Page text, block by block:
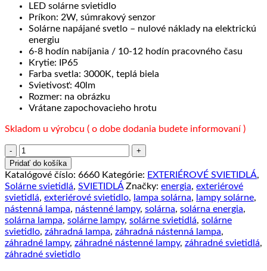
LED solárne svietidlo
Príkon: 2W, súmrakový senzor
Solárne napájané svetlo – nulové náklady na elektrickú
energiu
6-8 hodín nabíjania / 10-12 hodín pracovného času
Krytie: IP65
Farba svetla: 3000K, teplá biela
Svietivosť: 40lm
Rozmer: na obrázku
Vrátane zapochovacieho hrotu
Skladom u výrobcu ( o dobe dodania budete informovaní )
množstvo
LED
Záhradné
solárne
zapichovacie
svietidlo
Spike
2W,
IP65,
Teplá
Pridať do košíka
Katalógové číslo: 6660 Kategórie: EXTERIÉROVÉ SVIETIDLÁ,
Solárne svietidlá, SVIETIDLÁ Značky: energia, exteriérové
svietidlá, exteriérové svietidlo, lampa solárna, lampy solárne,
nástenná lampa, nástenné lampy, solárna, solárna energia,
solárna lampa, solárne lampy, solárne svietidlá, solárne
svietidlo, záhradná lampa, záhradná nástenná lampa,
záhradné lampy, záhradné nástenné lampy, záhradné svietidlá,
záhradné svietidlo